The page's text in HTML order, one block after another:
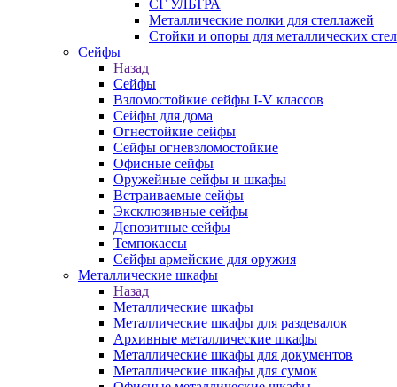
СГ УЛЬТРА
Металлические полки для стеллажей
Стойки и опоры для металлических
Сейфы
Назад
Сейфы
Взломостойкие сейфы I-V классов
Сейфы для дома
Огнестойкие сейфы
Сейфы огневзломостойкие
Офисные сейфы
Оружейные сейфы и шкафы
Встраиваемые сейфы
Эксклюзивные сейфы
Депозитные сейфы
Темпокассы
Сейфы армейские для оружия
Металлические шкафы
Назад
Металлические шкафы
Металлические шкафы для раздевалок
Архивные металлические шкафы
Металлические шкафы для документов
Металлические шкафы для сумок